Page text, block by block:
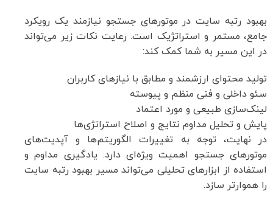
بهبود رتبه سایت در موتورهای جستجو نیازمند یک رویکرد
جامع، مستمر و استراتژیک است. رعایت نکات زیر می‌تواند
در این مسیر به شما کمک کند:
تولید محتوای ارزشمند و مطابق با نیازهای کاربران
سئو داخلی و فنی منظم و پیوسته
لینک‌سازی طبیعی و مورد اعتماد
پایش و تحلیل مداوم نتایج و اصلاح استراتژی‌ها
در نهایت، توجه به تغییرات الگوریتم‌ها و آپدیت‌های
موتورهای جستجو اهمیت ویژه‌ای دارد. یادگیری مداوم و
استفاده از ابزارهای تحلیلی می‌تواند مسیر بهبود رتبه سایت
را هموارتر سازد.